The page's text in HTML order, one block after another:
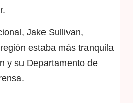
Jake Sullivan,
estaba más tranquila
y su Departamento de